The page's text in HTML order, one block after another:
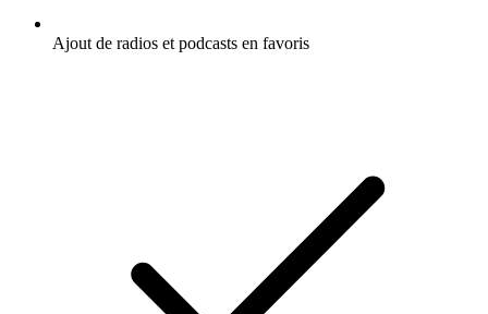
Ajout de radios et podcasts en favoris